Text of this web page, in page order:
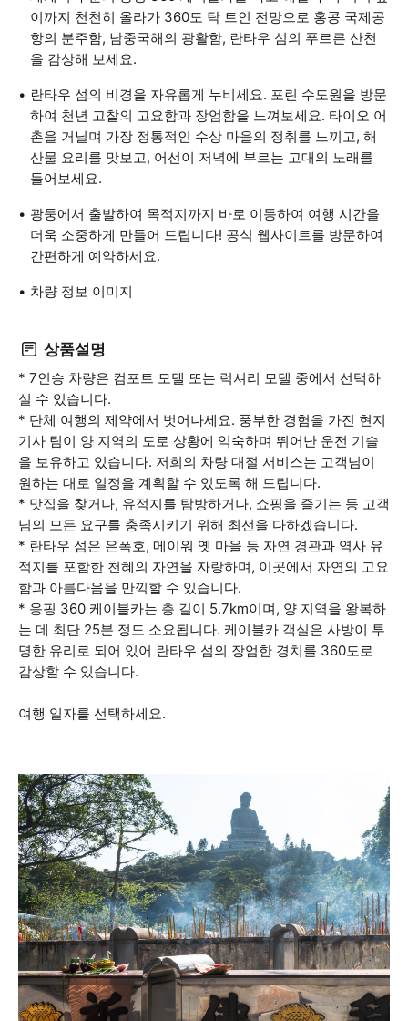
이까지 천천히 올라가 360도 탁 트인 전망으로 홍콩 국제공
항의 분주함, 남중국해의 광활함, 란타우 섬의 푸르른 산천
을 감상해 보세요.
란타우 섬의 비경을 자유롭게 누비세요. 포린 수도원을 방문
하여 천년 고찰의 고요함과 장엄함을 느껴보세요. 타이오 어
촌을 거닐며 가장 정통적인 수상 마을의 정취를 느끼고, 해
산물 요리를 맛보고, 어선이 저녁에 부르는 고대의 노래를
들어보세요.
광둥에서 출발하여 목적지까지 바로 이동하여 여행 시간을
더욱 소중하게 만들어 드립니다! 공식 웹사이트를 방문하여
간편하게 예약하세요.
차량 정보 이미지
상품설명
* 7인승 차량은 컴포트 모델 또는 럭셔리 모델 중에서 선택하
실 수 있습니다.
* 단체 여행의 제약에서 벗어나세요. 풍부한 경험을 가진 현지
기사 팀이 양 지역의 도로 상황에 익숙하며 뛰어난 운전 기술
을 보유하고 있습니다. 저희의 차량 대절 서비스는 고객님이
원하는 대로 일정을 계획할 수 있도록 해 드립니다.
* 맛집을 찾거나, 유적지를 탐방하거나, 쇼핑을 즐기는 등 고객
님의 모든 요구를 충족시키기 위해 최선을 다하겠습니다.
* 란타우 섬은 은폭호, 메이워 옛 마을 등 자연 경관과 역사 유
적지를 포함한 천혜의 자연을 자랑하며, 이곳에서 자연의 고요
함과 아름다움을 만끽할 수 있습니다.
* 옹핑 360 케이블카는 총 길이 5.7km이며, 양 지역을 왕복하
는 데 최단 25분 정도 소요됩니다. 케이블카 객실은 사방이 투
명한 유리로 되어 있어 란타우 섬의 장엄한 경치를 360도로
감상할 수 있습니다.
여행 일자를 선택하세요.